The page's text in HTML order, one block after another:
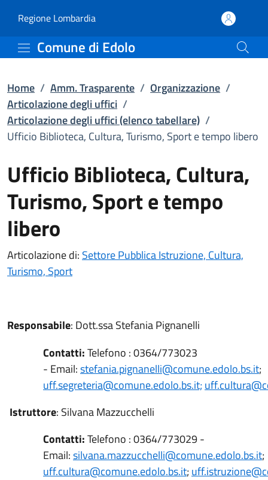
Ufficio Biblioteca,
Regione Lombardia(apre in un'altra scheda).
Comune di Edolo
Home / Amm. Trasparente / Organizzazione /
Articolazione degli uffici /
Articolazione degli uffici (elenco tabellare) /
Ufficio Biblioteca, Cultura, Turismo, Sport e tempo libero
Ufficio Biblioteca, Cultura,
Turismo, Sport e tempo
libero
Articolazione di: Settore Pubblica Istruzione, Cultura,
Turismo, Sport
Responsabile: Dott.ssa Stefania Pignanelli
Contatti:Telefono : 0364/773023
- Email:stefania.pignanelli@comune.edolo.bs.it;
uff.segreteria@comune.edolo.bs.it;
Istruttore: Silvana Mazzucchelli
Contatti:Telefono : 0364/773029 -
Email:silvana.mazzucchelli@comune.edolo.bs.it;
uff.cultura@comune.edolo.bs.it;